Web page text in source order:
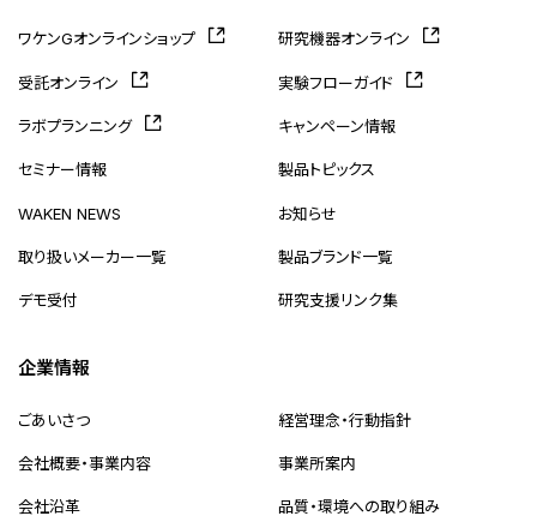
ワケンGオンラインショップ 研究機器オンライン
受託オンライン 実験フローガイド
ラボプランニング キャンペーン情報
セミナー情報 製品トピックス
WAKEN NEWS お知らせ
取り扱いメーカー一覧 製品ブランド一覧
デモ受付 研究支援リンク集
企業情報
ごあいさつ 経営理念・行動指針
会社概要・事業内容 事業所案内
会社沿革 品質・環境への取り組み